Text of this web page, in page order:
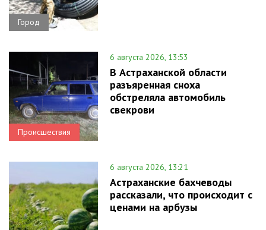
Город
Происшествия
6 августа 2026, 13:53
В Астраханской области
разъяренная сноха
обстреляла автомобиль
свекрови
6 августа 2026, 13:21
Астраханские бахчеводы
рассказали, что происходит с
ценами на арбузы